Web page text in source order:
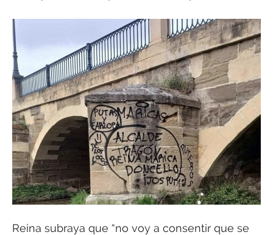
Reina subraya que “no voy a consentir que se